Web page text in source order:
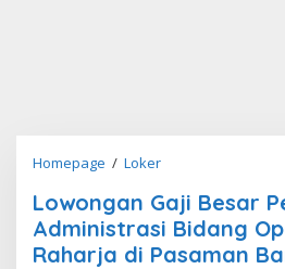
Homepage / LokerLowongan
Besar
Petugas
Administrasi
Lowongan Gaji Besar
Administrasi Bidang
Raharja di Pasaman